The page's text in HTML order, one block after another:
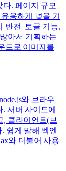
다. 페이지 규모
용하게 넣을 기
반전, 토글 기능,
아서 기획하는
드로 이미지를
와 브라우
서버 사이드에
, 클라이언트(브
쉽게 말해 벡엔
와 더불어 사용